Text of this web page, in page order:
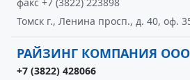
Томск г., Ленина просп., д. 40, оф.
РАЙЗИНГ КОМПАНИЯ ООО
+7 (3822) 428066